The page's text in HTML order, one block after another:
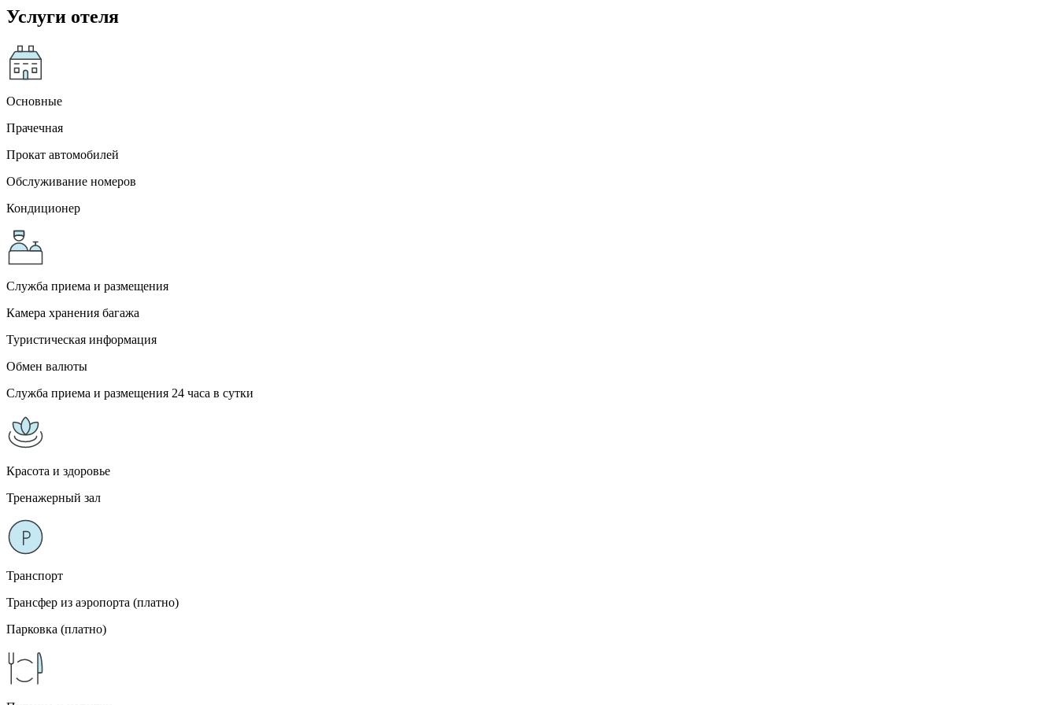
Услуги отеля
Основные
Прачечная
Прокат автомобилей
Обслуживание номеров
Кондиционер
Служба приема и размещения
Камера хранения багажа
Туристическая информация
Обмен валюты
Служба приема и размещения 24 часа в сутки
Красота и здоровье
Тренажерный зал
Транспорт
Трансфер из аэропорта (платно)
Парковка (платно)